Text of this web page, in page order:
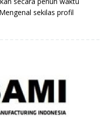
sekilas profil